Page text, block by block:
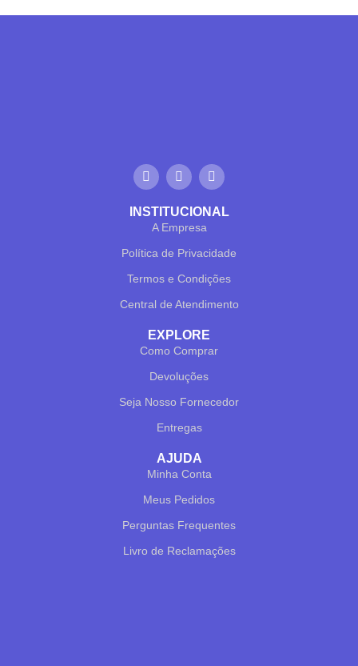
INSTITUCIONAL
A Empresa
Política de Privacidade
Termos e Condições
Central de Atendimento
EXPLORE
Como Comprar
Devoluções
Seja Nosso Fornecedor
Entregas
AJUDA
Minha Conta
Meus Pedidos
Perguntas Frequentes
Livro de Reclamações
Online agora